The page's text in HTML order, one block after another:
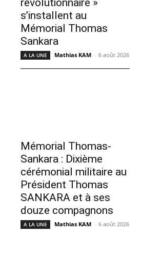
révolutionnaire »
s’installent au
Mémorial Thomas
Sankara
A LA UNE Mathias KAM - 6 août 2026
Mémorial Thomas-
Sankara : Dixième
cérémonial militaire au
Président Thomas
SANKARA et à ses
douze compagnons
A LA UNE Mathias KAM - 6 août 2026